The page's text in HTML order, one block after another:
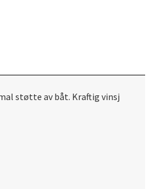
støtte av båt. Kraftig vinsj